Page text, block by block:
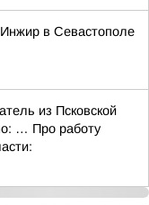
в Севастополе
из Псковской
… Про работу